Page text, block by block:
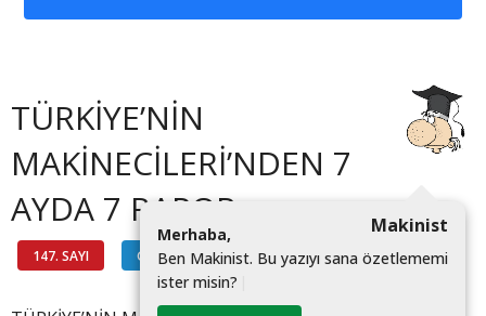
TÜRKİYE’NİN
MAKİNECİLERİ’NDEN 7
AYDA 7 RAPOR
147. SAYI GÜNDEM #
Makinist
Merhaba,
Ben Makinist. Bu yazıyı sana özetlememi
ister misin?